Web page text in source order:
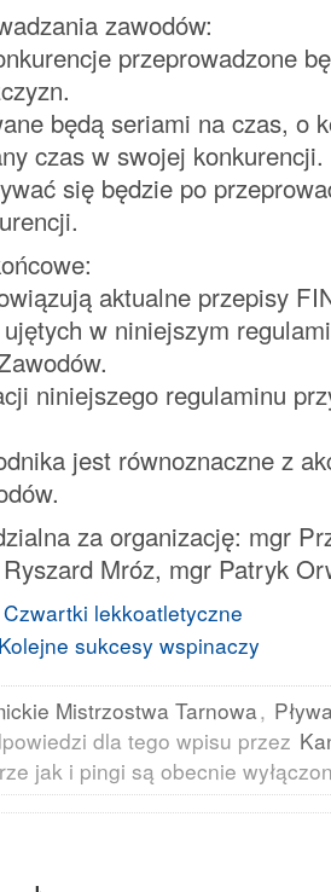
zawodów:
przeprowadzone
będą seriami na czas, o
czas w swojej
się będzie po
aktualne przepisy
w niniejszym
niniejszego regulaminu
jest równoznaczne z
za organizację: mgr
Mróz, mgr Patryk
Czwartki lekkoatletyczne
Kolejne sukcesy wspinaczy
Mistrzostwa Tarnowa,
dla tego wpisu przez
jak i pingi są obecnie